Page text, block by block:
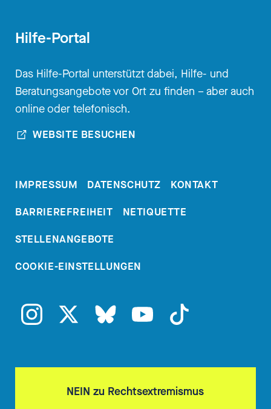
Hilfe-Portal
Das Hilfe-Portal unterstützt dabei, Hilfe- und
Beratungsangebote vor Ort zu finden – aber auch
online oder telefonisch.
WEBSITE BESUCHEN
IMPRESSUM DATENSCHUTZ
KONTAKT
BARRIEREFREIHEIT
NETIQUETTE
STELLENANGEBOTE
COOKIE-EINSTELLUNGEN
NEIN zu Rechtsextremismus